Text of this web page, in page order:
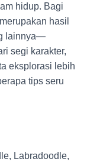
hidup. Bagi
hasil
lainnya—
segi karakter,
eksplorasi lebih
tips seru
Labradoodle,